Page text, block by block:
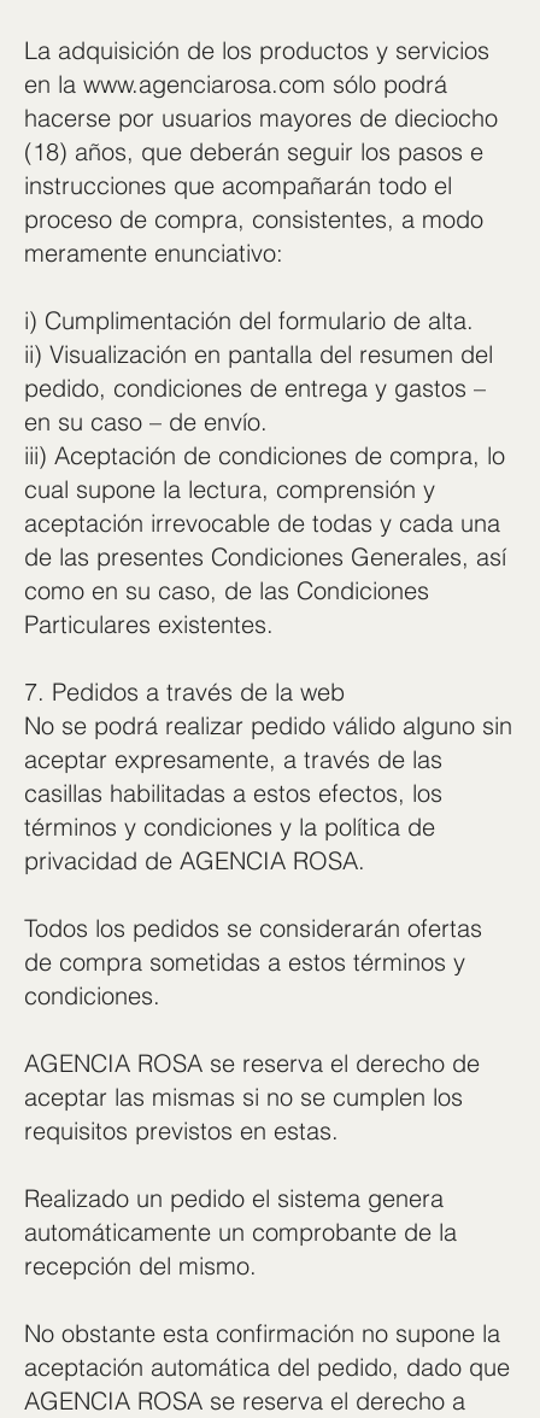
La adquisición de los productos y servicios
en la www.agenciarosa.com sólo podrá
hacerse por usuarios mayores de dieciocho
(18) años, que deberán seguir los pasos e
instrucciones que acompañarán todo el
proceso de compra, consistentes, a modo
meramente enunciativo:
i) Cumplimentación del formulario de alta.
ii) Visualización en pantalla del resumen del
pedido, condiciones de entrega y gastos –
en su caso – de envío.
iii) Aceptación de condiciones de compra, lo
cual supone la lectura, comprensión y
aceptación irrevocable de todas y cada una
de las presentes Condiciones Generales, así
como en su caso, de las Condiciones
Particulares existentes.
7. Pedidos a través de la web
No se podrá realizar pedido válido alguno sin
aceptar expresamente, a través de las
casillas habilitadas a estos efectos, los
términos y condiciones y la política de
privacidad de AGENCIA ROSA.
Todos los pedidos se considerarán ofertas
de compra sometidas a estos términos y
condiciones.
AGENCIA ROSA se reserva el derecho de
aceptar las mismas si no se cumplen los
requisitos previstos en estas.
Realizado un pedido el sistema genera
automáticamente un comprobante de la
recepción del mismo.
No obstante esta confirmación no supone la
aceptación automática del pedido, dado que
AGENCIA ROSA se reserva el derecho a